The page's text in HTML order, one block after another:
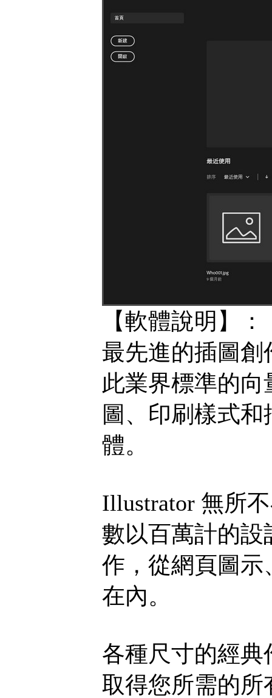
【軟體說明】：
最先進的插圖創
此業界標準的
圖、印刷樣式
體。
Illustrator 無所
數以百萬計的設
作，從網頁圖
在內。
各種尺寸的經典
取得您所需的